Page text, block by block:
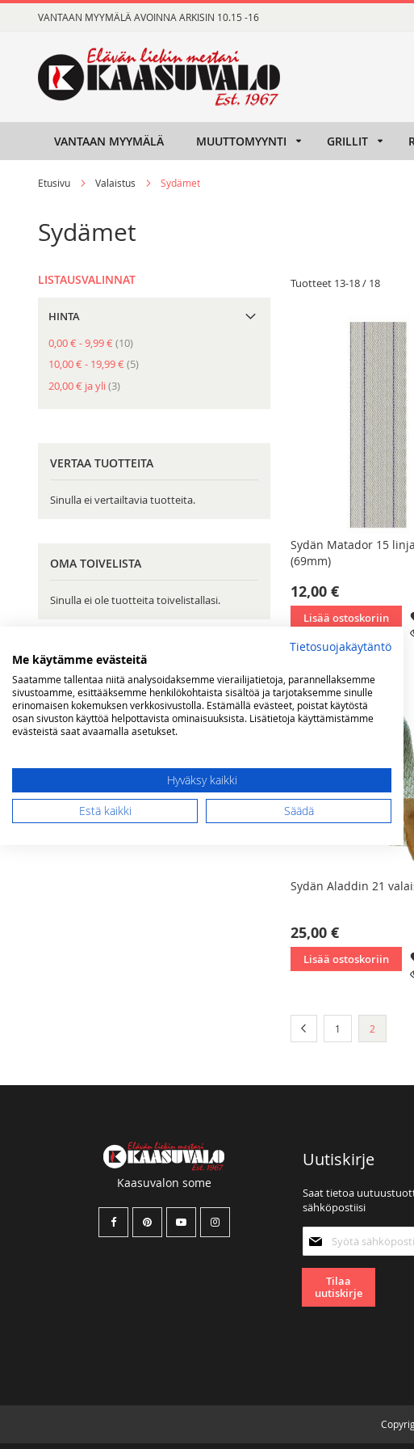
to
VANTAAN MYYMÄLÄ AVOINNA ARKISIN 10.15 -16
VANTAAN MYYMÄLÄ MUUTTOMYYNTI GRILLIT
Etusivu Valaistus Sydämet
Sydämet
Tuotteet 13-18/ 18
Sydän Matador 15
(69mm)
12,00 €
Lisää ostoskoriin
Sydän Aladdin 21
25,00 €
Lisää ostoskoriin
EdellinenSivu
1 You're
2
LISTAUSVALINNAT
HINTA
0,00 € -9,99 € 10tuote
10,00 € - 19,99 € 5tuote
20,00 € ja yli 3tuote
VERTAA TUOTTEITA
Sinulla ei vertailtavia tuotteita.
OMA TOIVELISTA
Sinulla ei ole tuotteita toivelistallasi.
Kaasuvalon some
Uutiskirje
Saat tietoa
sähköpostiisi
uutiskirjeemme:
Tilaa
uutiskirje
Tietosuojakäytäntö
Me käytämme evästeitä
Saatamme tallentaa niitä analysoidaksemme vierailijatietoja, parannellaksemme
sivustoamme, esittääksemme henkilökohtaista sisältöä ja tarjotaksemme sinulle
erinomaisen kokemuksen verkkosivustolla. Estämällä evästeet, poistat käytöstä
osan sivuston käyttöä helpottavista ominaisuuksista. Lisätietoja käyttämistämme
evästeistä saat avaamalla asetukset.
Hyväksy kaikki
Estä kaikki
Säädä